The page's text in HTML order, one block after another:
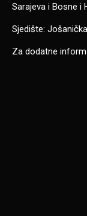
Sarajeva i Bosne i
Sjedište:
Za dodatne